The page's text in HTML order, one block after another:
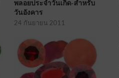
พลอยประจำวันเกิด-สำหรับ
วันอังคาร
24 กันยายน 2011